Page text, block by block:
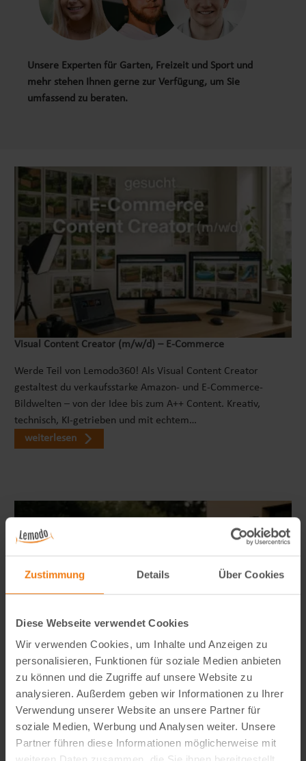
Zustimmung Details Über Cookies
Diese Webseite verwendet Cookies
Wir verwenden Cookies, um Inhalte und Anzeigen zu
personalisieren, Funktionen für soziale Medien anbieten
zu können und die Zugriffe auf unsere Website zu
analysieren. Außerdem geben wir Informationen zu Ihrer
Verwendung unserer Website an unsere Partner für
soziale Medien, Werbung und Analysen weiter. Unsere
Partner führen diese Informationen möglicherweise mit
Unsere Experten für Garten, Freizeit und Sport und
mehr stehen Ihnen gerne zur Verfügung, um Sie
umfassend zu beraten.
Visual Content Creator (m/w/d) – E-Commerce
Werde Teil von Lemodo360! Als Visual Content Creator
gestaltest du verkaufsstarke Amazon- und E-Commerce-
Bildwelten – von der Idee bis zum A++ Content. Kreativ,
technisch, KI-getrieben und mit echtem…
weiterlesen
Seitenmarkise richtig wählen: FAQ zu Sicht- & Windschutz
Wie blickdicht ist eine Seitenmarkise wirklich? Welche Höhe
ist ideal? Und braucht man dafür eine Genehmigung? In
unserem großen FAQ erfährst du alles, was du vor dem Kauf
wissen solltest – mit viele…